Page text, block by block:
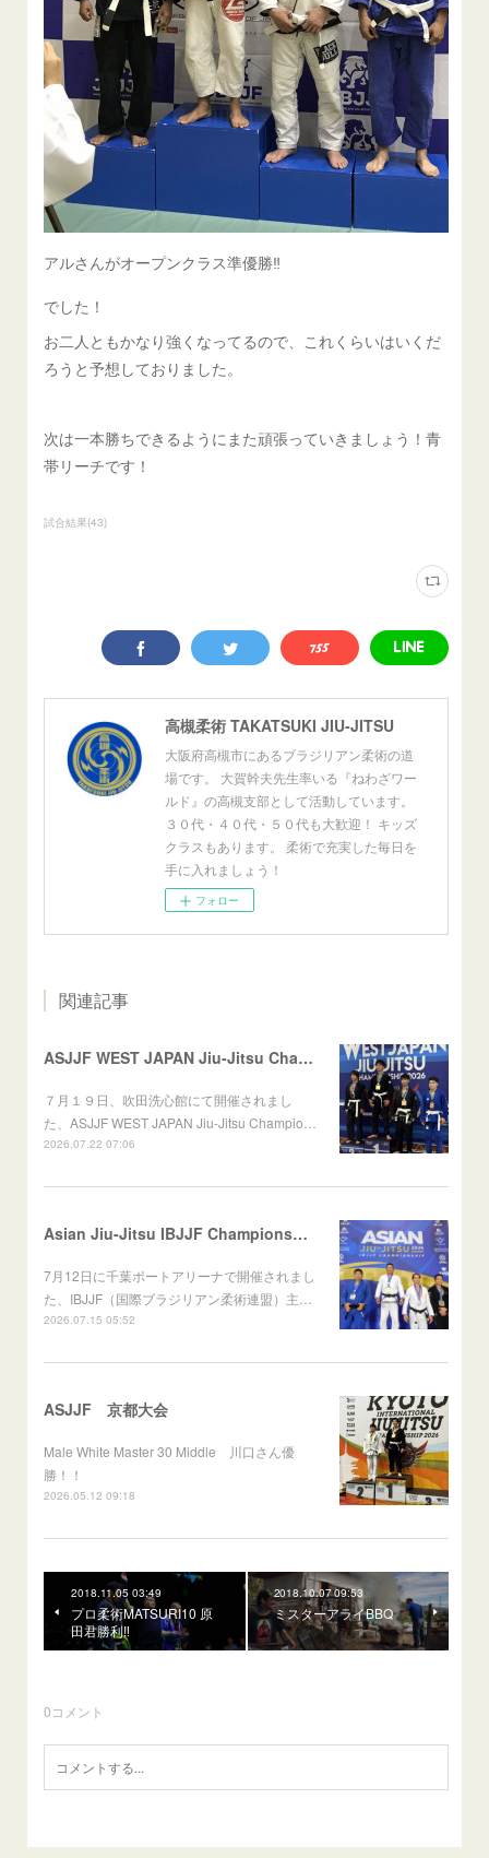
アルさんがオープンクラス準優勝‼️
でした！
お二人ともかなり強くなってるので、これくらいはいくだ
ろうと予想しておりました。
次は一本勝ちできるようにまた頑張っていきましょう！青
帯リーチです！
試合結果(43)
高槻柔術 TAKATSUKI JIU-JITSU
大阪府高槻市にあるブラジリアン柔術の道
場です。 大賀幹夫先生率いる『ねわざワー
ルド』の高槻支部として活動しています。
３０代・４０代・５０代も大歓迎！ キッズ
クラスもあります。 柔術で充実した毎日を
手に入れましょう！
フォロー
関連記事
ASJJF WEST JAPAN Jiu-Jitsu Championship
７月１９日、吹田洗心館にて開催されまし
た、ASJJF WEST JAPAN Jiu-Jitsu Champio…
2026.07.22 07:06
Asian Jiu-Jitsu IBJJF Championship 2026
7月12日に千葉ポートアリーナで開催されまし
た、IBJJF（国際ブラジリアン柔術連盟）主…
2026.07.15 05:52
ASJJF 京都大会
Male White Master 30 Middle 川口さん優
勝！！
2026.05.12 09:18
2018.11.05 03:49
プロ柔術MATSURI10 原
田君勝利‼️
2018.10.07 09:53
ミスターアライBBQ
0コメント